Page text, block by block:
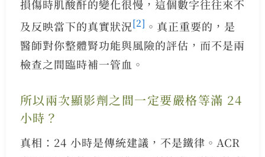
損傷時肌酸酐的變化很慢，這個數字往往來不
及反映當下的真實狀況[2] 。真正重要的，是
醫師對你整體腎功能與風險的評估，而不是兩
檢查之間臨時補一管血。
所以兩次顯影劑之間一定要嚴格等滿 24
小時？
真相：24 小時是傳統建議，不是鐵律。ACR